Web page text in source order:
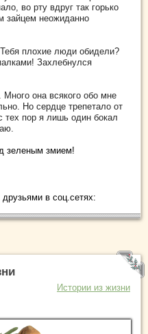
во рту вдруг так горько
зайцем неожиданно
плохие люди обидели?
Захлебнулся
она всякого обо мне
Но сердце трепетало от
тех пор я лишь один бокал
зеленым змием!
в соц.сетях:
Истории из жизни